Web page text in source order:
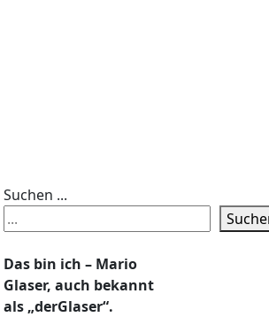
Suchen ...
Das bin ich – Mario
Glaser, auch bekannt
als „derGlaser“.